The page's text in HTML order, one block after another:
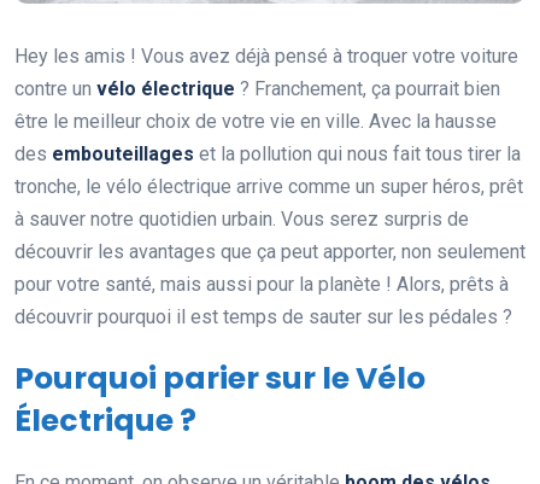
Hey les amis ! Vous avez déjà pensé à troquer votre voiture
contre un vélo électrique ? Franchement, ça pourrait bien
être le meilleur choix de votre vie en ville. Avec la hausse
des embouteillages et la pollution qui nous fait tous tirer la
tronche, le vélo électrique arrive comme un super héros, prêt
à sauver notre quotidien urbain. Vous serez surpris de
découvrir les avantages que ça peut apporter, non seulement
pour votre santé, mais aussi pour la planète ! Alors, prêts à
découvrir pourquoi il est temps de sauter sur les pédales ?
Pourquoi parier sur le Vélo
Électrique ?